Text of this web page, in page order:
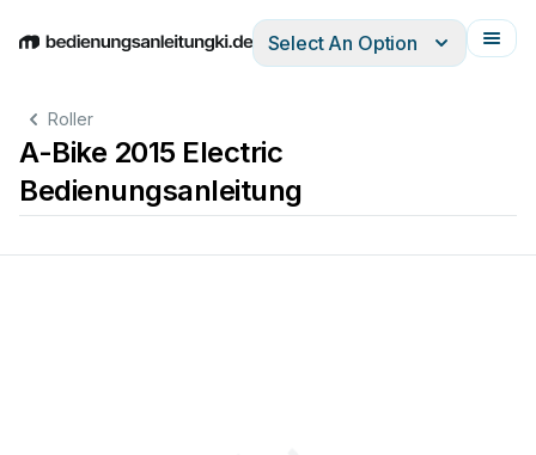
EnglishDeutschEspañolItalianoFrançais
Select An Option
Roller
A-Bike 2015 Electric
Bedienungsanleitung